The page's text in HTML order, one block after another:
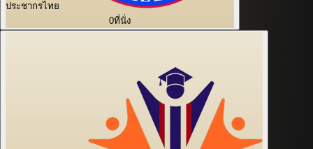
ประชากรไทย
0ที่นั่ง